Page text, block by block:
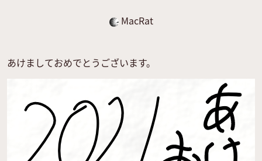
MacRat
あけましておめでとうございます。